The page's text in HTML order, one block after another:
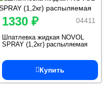
04411
1330 ₽
Шпатлевка жидкая NOVOL
SPRAY (1,2кг) распыляемая
Купить